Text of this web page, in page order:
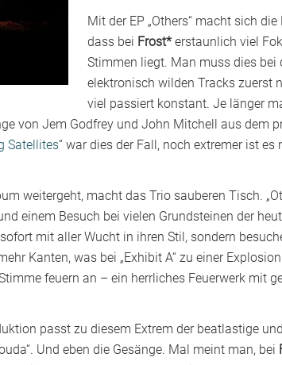
Mit der EP „Others“ macht sich
dass bei Frost*erstaunlich viel
Stimmen liegt. Man muss dies bei
elektronisch wilden Tracks zuerst
viel passiert konstant. Je länger
von Jem Godfrey und John Mitchell aus dem
Satellites“ war dies der Fall, noch extremer ist es
weitergeht, macht das Trio sauberen Tisch.
einem Besuch bei vielen Grundsteinen der
mit aller Wucht in ihren Stil, sondern
Kanten, was bei „Exhibit A“ zu einer
feuern an – ein herrliches Feuerwerk mit
passt zu diesem Extrem der beatlastige
Und eben die Gesänge. Mal meint man, bei